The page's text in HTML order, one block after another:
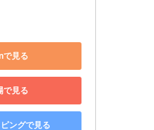
で見る
で見る
ングで見る